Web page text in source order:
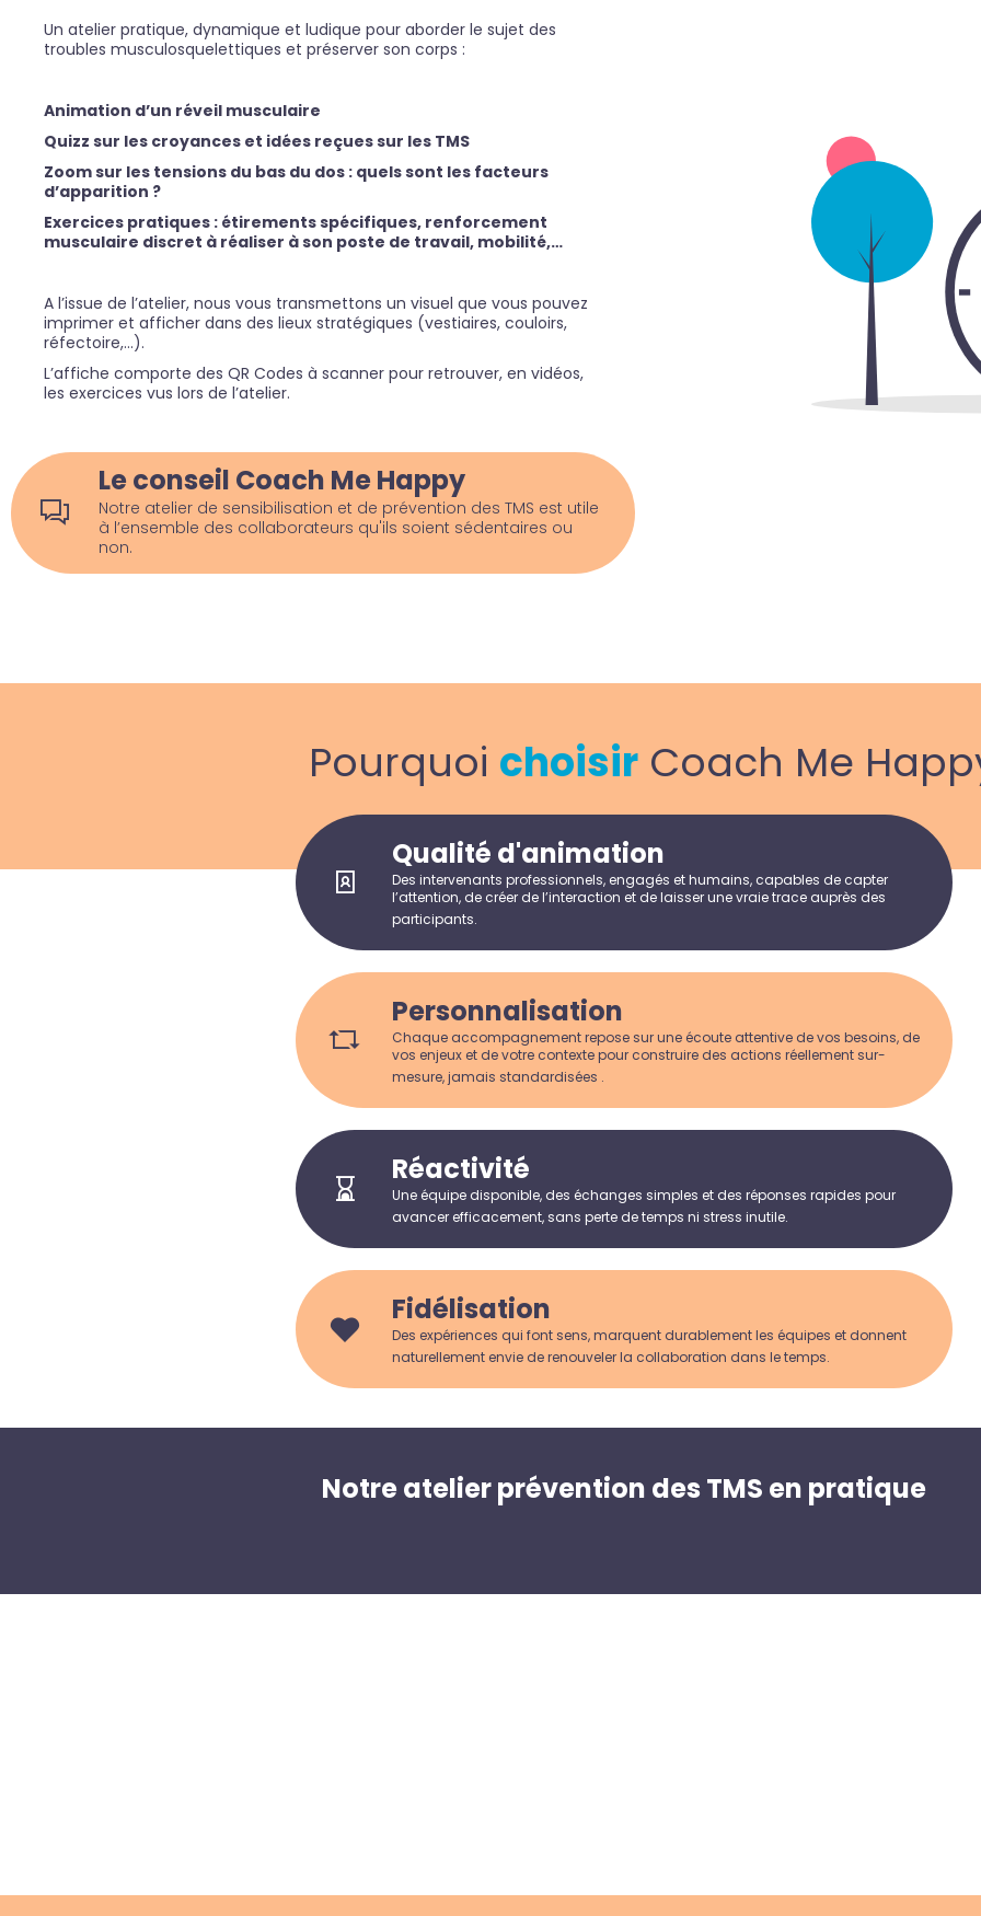
Un atelier pratique, dynamique et ludique pour aborder le sujet des
troubles musculosquelettiques et préserver son corps :
Animation d’un réveil musculaire
Quizz sur les croyances et idées reçues sur les TMS
Zoom sur les tensions du bas du dos : quels sont les facteurs
d’apparition ?
Exercices pratiques : étirements spécifiques, renforcement
musculaire discret à réaliser à son poste de travail, mobilité,…
A l’issue de l’atelier, nous vous transmettons un visuel que vous pouvez
imprimer et afficher dans des lieux stratégiques (vestiaires, couloirs,
réfectoire,…).
L’affiche comporte des QR Codes à scanner pour retrouver, en vidéos,
les exercices vus lors de l’atelier.
Le conseil Coach Me Happy
Notre atelier de sensibilisation et de prévention des TMS est utile
à l’ensemble des collaborateurs qu'ils soient sédentaires ou
non.
Pourquoi choisirCoach Me
Qualité d'animation
Des intervenants professionnels, engagés et humains, capables de capter
l’attention, de créer de l’interaction et de laisser une vraie trace auprès des
participants.
Personnalisation
Chaque accompagnement repose sur une écoute attentive de vos besoins, de
vos enjeux et de votre contexte pour construire des actions réellement sur-
mesure, jamais standardisées .
Réactivité
Une équipe disponible, des échanges simples et des réponses rapides pour
avancer efficacement, sans perte de temps ni stress inutile.
Fidélisation
Des expériences qui font sens, marquent durablement les équipes et donnent
naturellement envie de renouveler la collaboration dans le temps.
Notre atelier prévention des TMS en pratique